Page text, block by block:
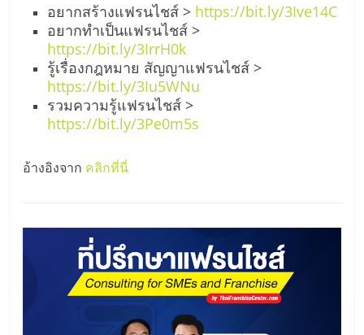
อยากสร้างแฟรนไชส์ > https://bit.ly/3Ive14C
อยากทำเป็นแฟรนไชส์ >
https://bit.ly/3IrrH0k
รู้เรื่องกฎหมาย สัญญาแฟรนไชส์ >
https://bit.ly/3Iu5WNu
รวมความรู้แฟรนไชส์ >
https://bit.ly/3Pe0m5s
อ้างอิงจาก คลิกที่นี่